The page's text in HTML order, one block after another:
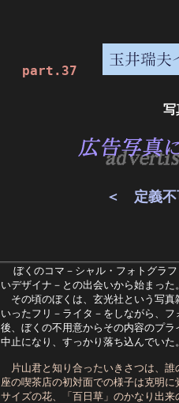
part.37
＜ 定義
ぼくのコマ－シャル・フォトグラ
いデザイナ－との出会いから始まっ
その頃のぼくは、玄光社という写真
いったフリ－ライタ－をしながら、
後、ぼくの不用意からその内容のプ
中止になり、す
片山君と知り合ったいきさつは、
座の喫茶店の初対面での様子は克明
サイズの花、「百日草」のかなり出